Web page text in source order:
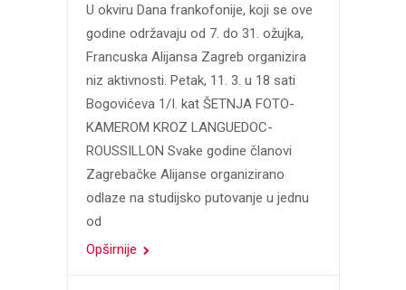
U okviru Dana frankofonije, koji se ove
godine održavaju od 7. do 31. ožujka,
Francuska Alijansa Zagreb organizira
niz aktivnosti. Petak, 11. 3. u 18 sati
Bogovićeva 1/I. kat ŠETNJA FOTO-
KAMEROM KROZ LANGUEDOC-
ROUSSILLON Svake godine članovi
Zagrebačke Alijanse organizirano
odlaze na studijsko putovanje u jednu
od
Opširnije